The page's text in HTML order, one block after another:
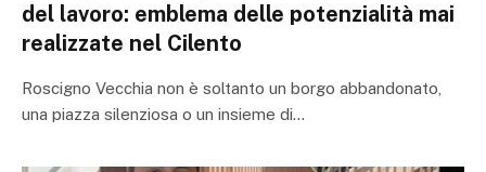
del lavoro: emblema delle potenzialità mai
realizzate nel Cilento
Roscigno Vecchia non è soltanto un borgo abbandonato,
una piazza silenziosa o un insieme di…